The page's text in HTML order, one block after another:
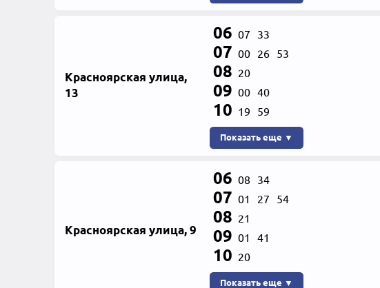
Красноярская улица,
13
06 07 33
07 00 26 53
08 20
09 00 40
10 19 59
Показать еще ▼
Красноярская улица, 9
06 08 34
07 01 27 54
08 21
09 01 41
10 20
Показать еще ▼